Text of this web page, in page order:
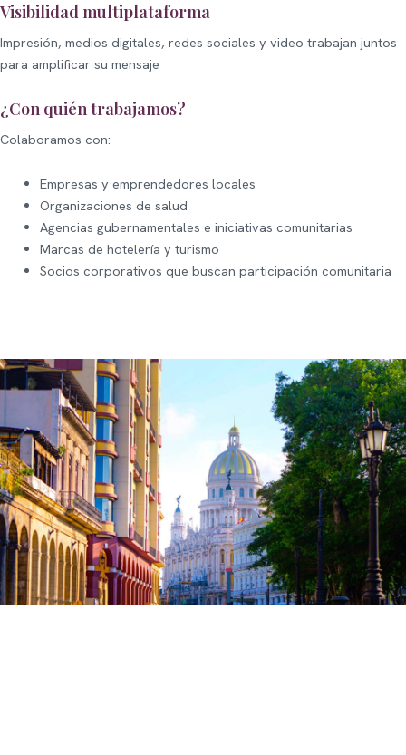
Visibilidad multiplataforma
Impresión, medios digitales, redes sociales y video trabajan juntos
para amplificar su mensaje
¿Con quién trabajamos?
Colaboramos con:
Empresas y emprendedores locales
Organizaciones de salud
Agencias gubernamentales e iniciativas comunitarias
Marcas de hotelería y turismo
Socios corporativos que buscan participación comunitaria